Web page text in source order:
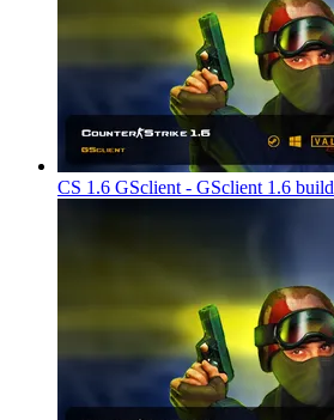
CS 1.6 GSclient - GSclient 1.6 build